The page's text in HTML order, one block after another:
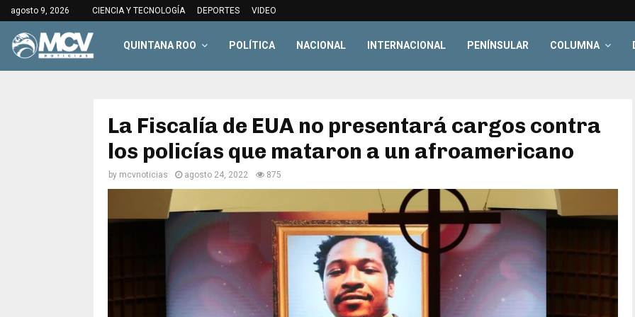
agosto 9, 2026 CIENCIA Y TECNOLOGÍA DEPORTES VIDEO
QUINTANA ROO POLÍTICA NACIONAL INTERNACIONAL PENÍNSULAR COLUMNA
La Fiscalía de EUA no presentará cargos contra
los policías que mataron a un afroamericano
by mcvnoticias agosto 24, 2022 875